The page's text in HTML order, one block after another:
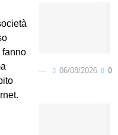
fanno
06/08/2026 0